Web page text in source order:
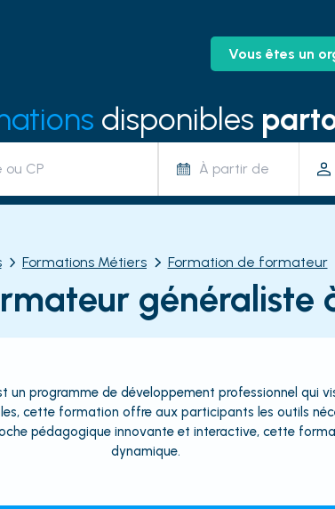
Vous êtes un
disponibles
À partir de
Formations Métiers Formation de formateur
généraliste
un programme de développement professionnel qui
cette formation offre aux participants les outils
pédagogique innovante et interactive, cette
dynamique.